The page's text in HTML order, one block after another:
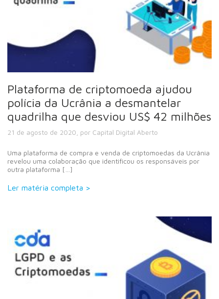
Plataforma de criptomoeda ajudou
polícia da Ucrânia a desmantelar
quadrilha que desviou US$ 42 milhões
21 de agosto de 2020, por Capital Digital Aberto
Uma plataforma de compra e venda de criptomoedas da Ucrânia
revelou uma colaboração que identificou os responsáveis por
outra plataforma […]
Ler matéria completa >